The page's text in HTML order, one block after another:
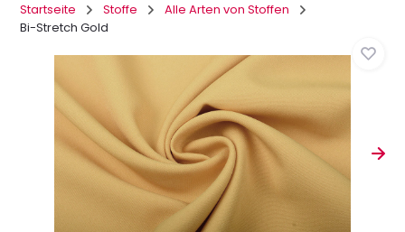
Startseite
Stoffe
Alle Arten von Stoffen
Bi-Stretch Gold